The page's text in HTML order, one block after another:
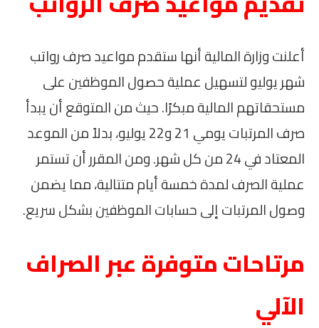
أعلنت وزارة المالية أنها ستقدم مواعيد صرف رواتب
شهر يوليو لتسهيل عملية حصول الموظفين على
مستحقاتهم المالية مبكرًا. حيث من المتوقع أن يبدأ
صرف المرتبات يومي 21 و22 يوليو، بدلاً من الموعد
المعتاد في 24 من كل شهر. ومن المقرر أن تستمر
عملية الصرف لمدة خمسة أيام متتالية، مما يضمن
وصول المرتبات إلى حسابات الموظفين بشكل سريع.
مرتاحات متوفرة عبر الصراف
الآلي